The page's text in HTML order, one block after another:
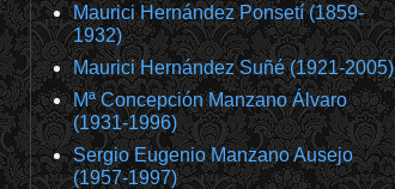
Maurici Hernández Ponsetí (1859-
1932)
Maurici Hernández Suñé (1921-2005)
Mª Concepción Manzano Álvaro
(1931-1996)
Sergio Eugenio Manzano Ausejo
(1957-1997)